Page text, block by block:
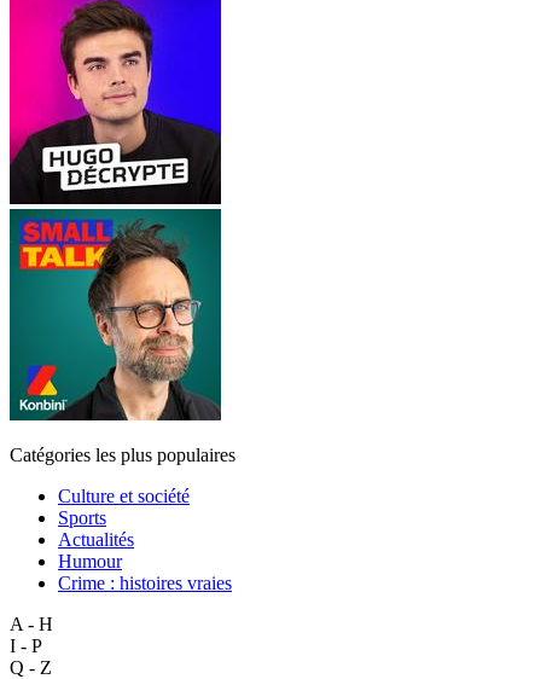
Catégories les plus populaires
Culture et société
Sports
Actualités
Humour
Crime : histoires vraies
A - H
I - P
Q - Z